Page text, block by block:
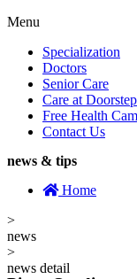
Menu
Specialization
Doctors
Senior Care
Care at Doorstep
Free Health
Contact Us
news & tips
Home
>
news
>
news detail